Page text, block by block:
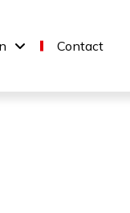
Contact